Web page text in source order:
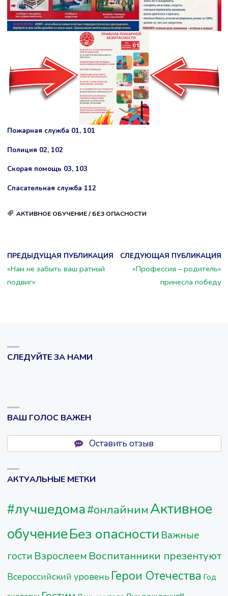
Пожарная служба 01, 101
Полиция 02, 102
Скорая помощь 03, 103
Спасательная служба 112
АКТИВНОЕ ОБУЧЕНИЕ/ БЕЗ ОПАСНОСТИ
ПРЕДЫДУЩАЯ ПУБЛИКАЦИЯ
«Нам не забыть ваш ратный
подвиг»
СЛЕДУЮЩАЯ ПУБЛИКАЦИЯ
«Профессия – родитель»
принесла победу
СЛЕДУЙТЕ ЗА НАМИ
ВАШ ГОЛОС ВАЖЕН
Оставить отзыв
АКТУАЛЬНЫЕ МЕТКИ
#лучшедома#онлайнимАктивное
обучениеБез опасности Важные
гости Взрослеем Воспитанники презентуют
Всероссийский уровень Герои Отечества Год